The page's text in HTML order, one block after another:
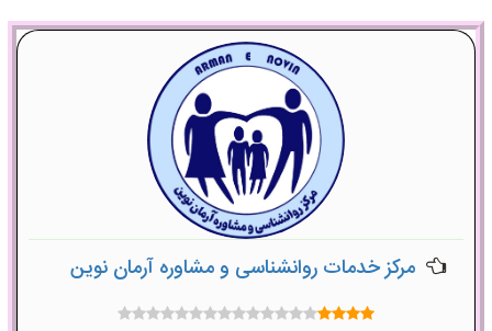
مرکز خدمات روانشناسی و مشاوره آرمان نوین